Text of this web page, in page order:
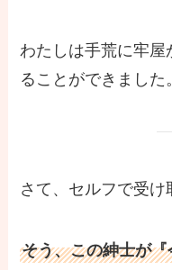
わたしは手荒に牢
ることができました。
さて、セルフで受け
そう、この紳士が